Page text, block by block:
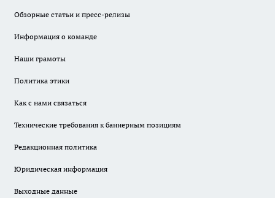
Обзорные статьи и пресс-релизы
Информация о команде
Наши грамоты
Политика этики
Как с нами связаться
Технические требования к баннерным позициям
Редакционная политика
Юридическая информация
Выходные данные